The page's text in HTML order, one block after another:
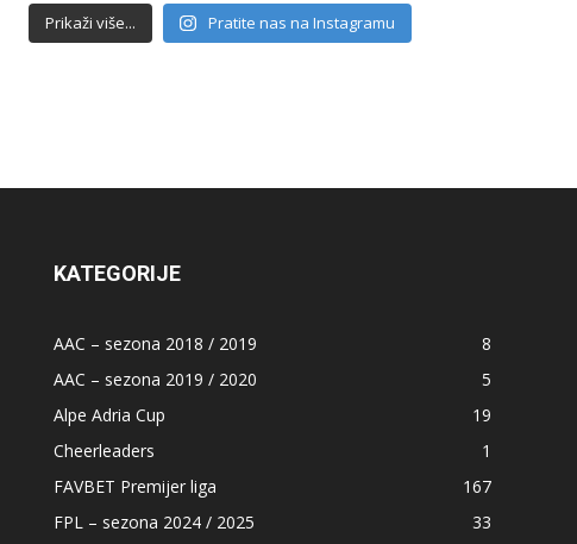
Prikaži više... Pratite nas na Instagramu
KATEGORIJE
AAC – sezona 2018 / 2019
8
AAC – sezona 2019 / 2020
5
Alpe Adria Cup
19
Cheerleaders
1
FAVBET Premijer liga
167
FPL – sezona 2024 / 2025
33